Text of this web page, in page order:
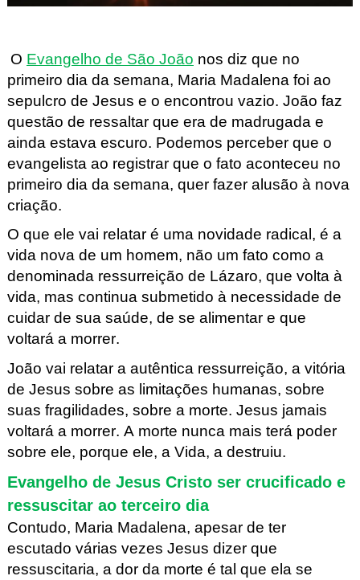
O Evangelho de São João nos diz que no
primeiro dia da semana, Maria Madalena foi ao
sepulcro de Jesus e o encontrou vazio. João faz
questão de ressaltar que era de madrugada e
ainda estava escuro. Podemos perceber que o
evangelista ao registrar que o fato aconteceu no
primeiro dia da semana, quer fazer alusão à nova
criação.
O que ele vai relatar é uma novidade radical, é a
vida nova de um homem, não um fato como a
denominada ressurreição de Lázaro, que volta à
vida, mas continua submetido à necessidade de
cuidar de sua saúde, de se alimentar e que
voltará a morrer.
João vai relatar a autêntica ressurreição, a vitória
de Jesus sobre as limitações humanas, sobre
suas fragilidades, sobre a morte. Jesus jamais
voltará a morrer. A morte nunca mais terá poder
sobre ele, porque ele, a Vida, a destruiu.
Evangelho de Jesus Cristo ser crucificado e
ressuscitar ao terceiro dia
Contudo, Maria Madalena, apesar de ter
escutado várias vezes Jesus dizer que
ressuscitaria, a dor da morte é tal que ela se